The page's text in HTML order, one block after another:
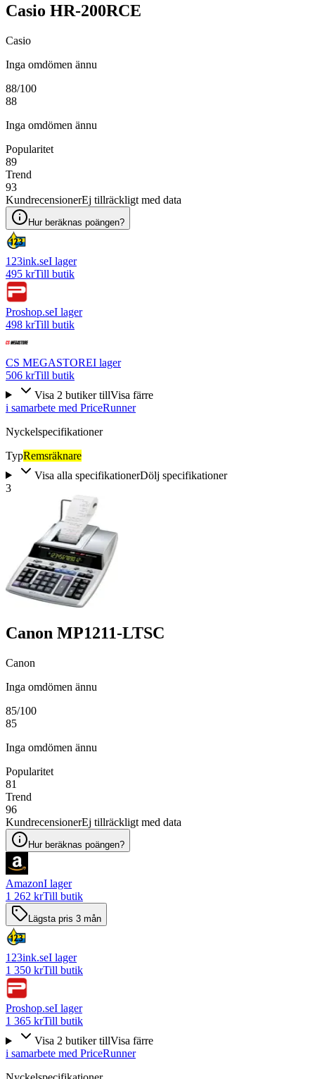
Casio HR-200RCE
Casio
Inga omdömen ännu
88/100
88
Inga omdömen ännu
Popularitet
89
Trend
93
KundrecensionerEj tillräckligt med data
Hur beräknas poängen?
123ink.seI lager
495 krTill butik
Proshop.seI lager
498 krTill butik
CS MEGASTOREI lager
506 krTill butik
Visa 2 butiker tillVisa färre
i samarbete med PriceRunner
Nyckelspecifikationer
TypRemsräknare
Visa alla specifikationerDölj specifikationer
3
Canon MP1211-LTSC
Canon
Inga omdömen ännu
85/100
85
Inga omdömen ännu
Popularitet
81
Trend
96
KundrecensionerEj tillräckligt med data
Hur beräknas poängen?
AmazonI lager
1 262 krTill butik
Lägsta pris 3 mån
123ink.seI lager
1 350 krTill butik
Proshop.seI lager
1 365 krTill butik
Visa 2 butiker tillVisa färre
i samarbete med PriceRunner